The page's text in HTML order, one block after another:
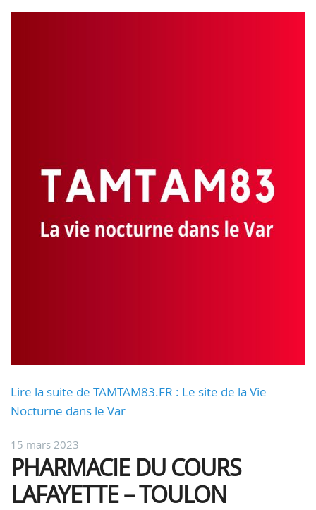
Lire la suite de TAMTAM83.FR : Le site de la Vie
Nocturne dans le Var
15 mars 2023
PHARMACIE DU COURS
LAFAYETTE – TOULON